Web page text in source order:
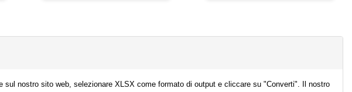
nostro sito web, selezionare XLSX come formato di output e cliccare su "Converti". Il nostro